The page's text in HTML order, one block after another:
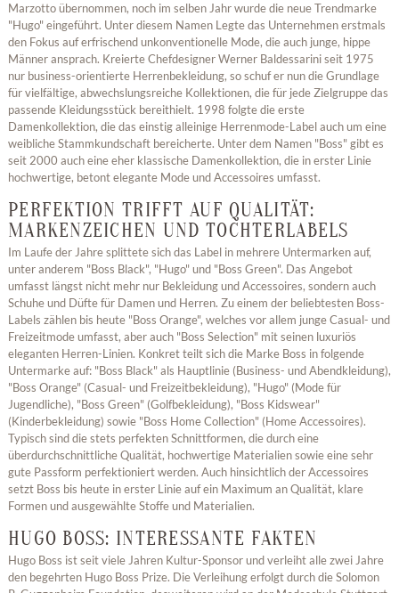
Marzotto übernommen, noch im selben Jahr wurde die neue Trendmarke
"Hugo" eingeführt. Unter diesem Namen Legte das Unternehmen erstmals
den Fokus auf erfrischend unkonventionelle Mode, die auch junge, hippe
Männer ansprach. Kreierte Chefdesigner Werner Baldessarini seit 1975
nur business-orientierte Herrenbekleidung, so schuf er nun die Grundlage
für vielfältige, abwechslungsreiche Kollektionen, die für jede Zielgruppe das
passende Kleidungsstück bereithielt. 1998 folgte die erste
Damenkollektion, die das einstig alleinige Herrenmode-Label auch um eine
weibliche Stammkundschaft bereicherte. Unter dem Namen "Boss" gibt es
seit 2000 auch eine eher klassische Damenkollektion, die in erster Linie
hochwertige, betont elegante Mode und Accessoires umfasst.
PERFEKTION TRIFFT AUF QUALITÄT:
MARKENZEICHEN UND TOCHTERLABELS
Im Laufe der Jahre splittete sich das Label in mehrere Untermarken auf,
unter anderem "Boss Black", "Hugo" und "Boss Green". Das Angebot
umfasst längst nicht mehr nur Bekleidung und Accessoires, sondern auch
Schuhe und Düfte für Damen und Herren. Zu einem der beliebtesten Boss-
Labels zählen bis heute "Boss Orange", welches vor allem junge Casual- und
Freizeitmode umfasst, aber auch "Boss Selection" mit seinen luxuriös
eleganten Herren-Linien. Konkret teilt sich die Marke Boss in folgende
Untermarke auf: "Boss Black" als Hauptlinie (Business- und Abendkleidung),
"Boss Orange" (Casual- und Freizeitbekleidung), "Hugo" (Mode für
Jugendliche), "Boss Green" (Golfbekleidung), "Boss Kidswear"
(Kinderbekleidung) sowie "Boss Home Collection" (Home Accessoires).
Typisch sind die stets perfekten Schnittformen, die durch eine
überdurchschnittliche Qualität, hochwertige Materialien sowie eine sehr
gute Passform perfektioniert werden. Auch hinsichtlich der Accessoires
setzt Boss bis heute in erster Linie auf ein Maximum an Qualität, klare
Formen und ausgewählte Stoffe und Materialien.
HUGO BOSS: INTERESSANTE FAKTEN
Hugo Boss ist seit viele Jahren Kultur-Sponsor und verleiht alle zwei Jahre
den begehrten Hugo Boss Prize. Die Verleihung erfolgt durch die Solomon